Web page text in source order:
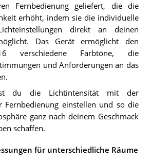
Fernbedienung geliefert, die die
erhöht, indem sie die individuelle
direkt an deinen
Das Gerät ermöglicht den
verschiedene Farbtöne, die
und Anforderungen an das
du die Lichtintensität mit der
Fernbedienung einstellen und so die
ganz nach deinem Geschmack
schaffen.
für unterschiedliche Räume